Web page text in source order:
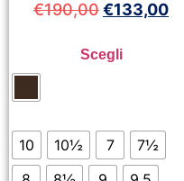
€190,00€133,00
Scegli
10 10½ 7
7½